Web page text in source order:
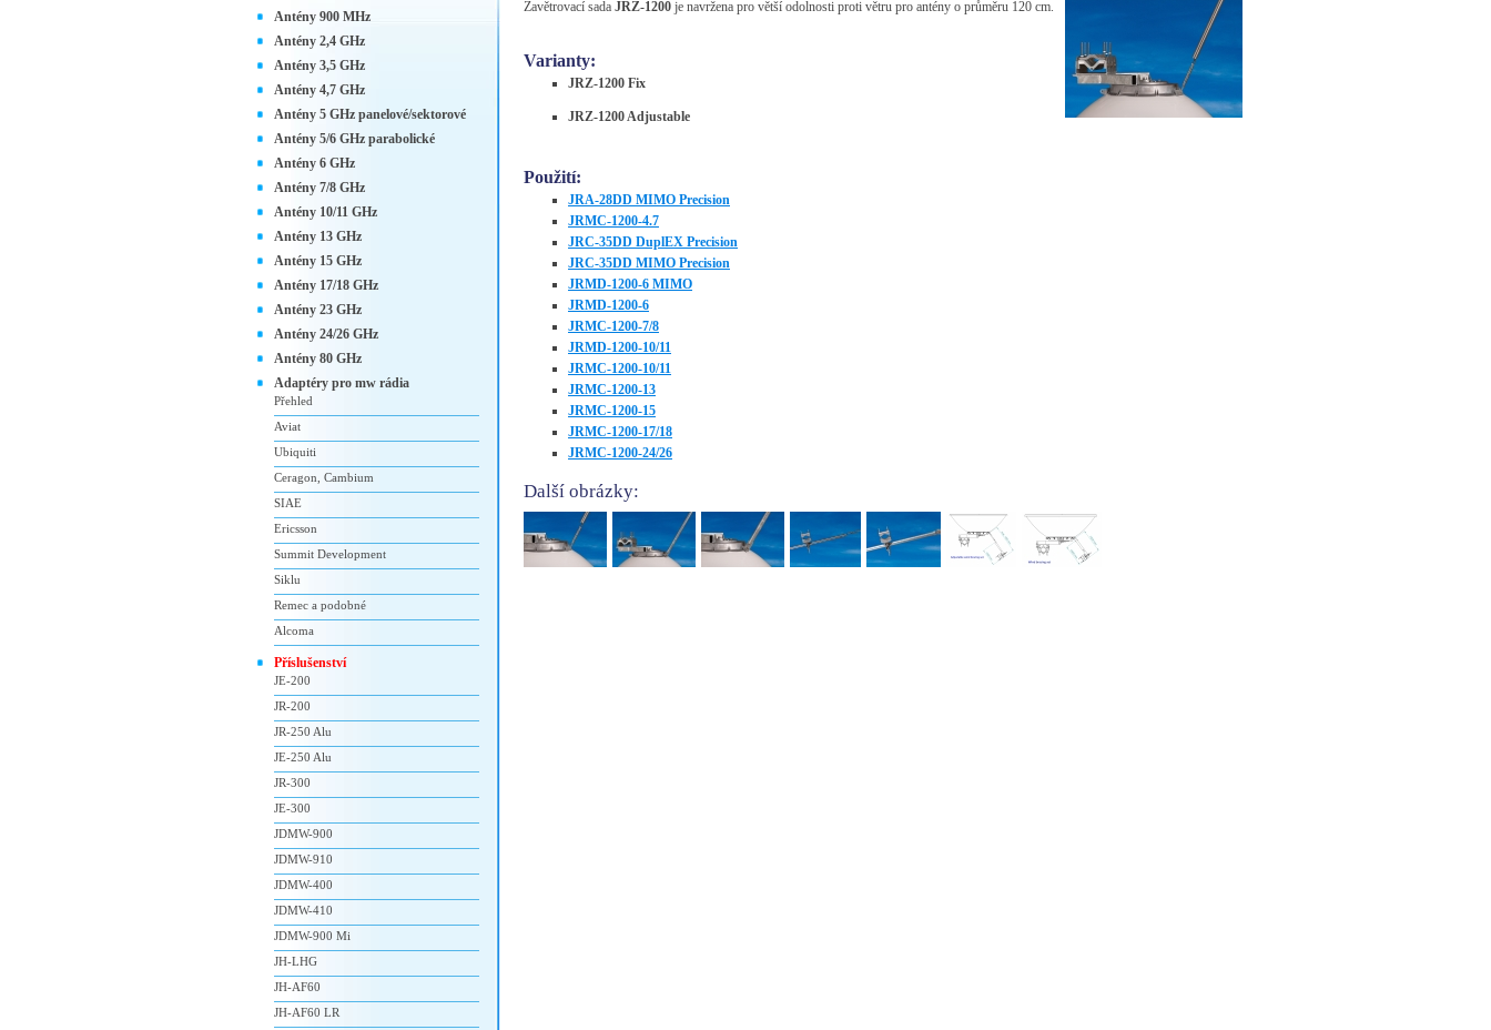
Zavětrovací sada JRZ-1200 je navržena pro větší odolnosti proti větru pro antény o průměru 120 cm.
Varianty:
JRZ-1200 Fix
JRZ-1200 Adjustable
Použití:
JRA-28DD MIMO Precision
JRMC-1200-4.7
JRC-35DD DuplEX Precision
JRC-35DD MIMO Precision
JRMD-1200-6 MIMO
JRMD-1200-6
JRMC-1200-7/8
JRMD-1200-10/11
JRMC-1200-10/11
JRMC-1200-13
JRMC-1200-15
JRMC-1200-17/18
JRMC-1200-24/26
Další obrázky:
Antény 900 MHz
Antény 2,4 GHz
Antény 3,5 GHz
Antény 4,7 GHz
Antény 5 GHz panelové/sektorové
Antény 5/6 GHz parabolické
Antény 6 GHz
Antény 7/8 GHz
Antény 10/11 GHz
Antény 13 GHz
Antény 15 GHz
Antény 17/18 GHz
Antény 23 GHz
Antény 24/26 GHz
Antény 80 GHz
Adaptéry pro mw rádia
Přehled
Aviat
Ubiquiti
Ceragon, Cambium
SIAE
Ericsson
Summit Development
Siklu
Remec a podobné
Alcoma
Příslušenství
JE-200
JR-200
JR-250 Alu
JE-250 Alu
JR-300
JE-300
JDMW-900
JDMW-910
JDMW-400
JDMW-410
JDMW-900 Mi
JH-LHG
JH-AF60
JH-AF60 LR